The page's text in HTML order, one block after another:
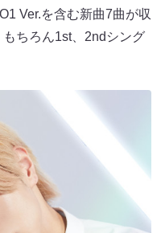
Ver.を含む新曲7曲が収
ちろん1st、2ndシング